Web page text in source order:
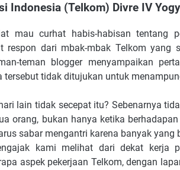
Indonesia (Telkom) Divre IV
mau curhat habis-habisan tentang
respon dari mbak-mbak Telkom yang
teman blogger menyampaikan
tersebut tidak ditujukan untuk
lain tidak secepat itu? Sebenarnya
orang, bukan hanya ketika
sabar mengantri karena banyak yang
kami melihat dari dekat kerja
aspek pekerjaan Telkom, dengan